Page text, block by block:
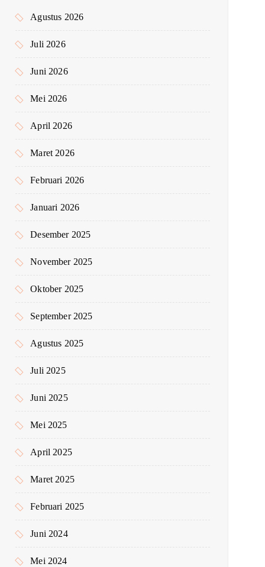
:
Agustus 2026
Juli 2026
Juni 2026
Mei 2026
April 2026
Maret 2026
Februari 2026
Januari 2026
Desember 2025
November 2025
Oktober 2025
September 2025
Agustus 2025
Juli 2025
Juni 2025
Mei 2025
April 2025
Maret 2025
Februari 2025
Juni 2024
Mei 2024